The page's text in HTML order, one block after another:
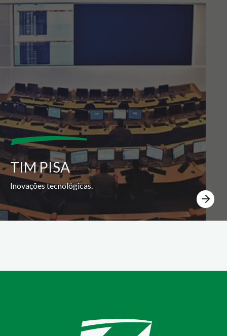
TIM PISA
Inovações tecnológicas.